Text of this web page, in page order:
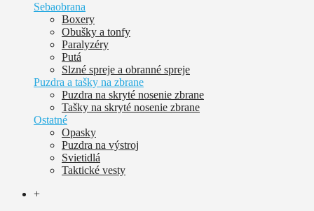
Sebaobrana
Boxery
Obušky a tonfy
Paralyzéry
Putá
Slzné spreje a obranné spreje
Puzdra a tašky na zbrane
Puzdra na skryté nosenie zbrane
Tašky na skryté nosenie zbrane
Ostatné
Opasky
Puzdra na výstroj
Svietidlá
Taktické vesty
+